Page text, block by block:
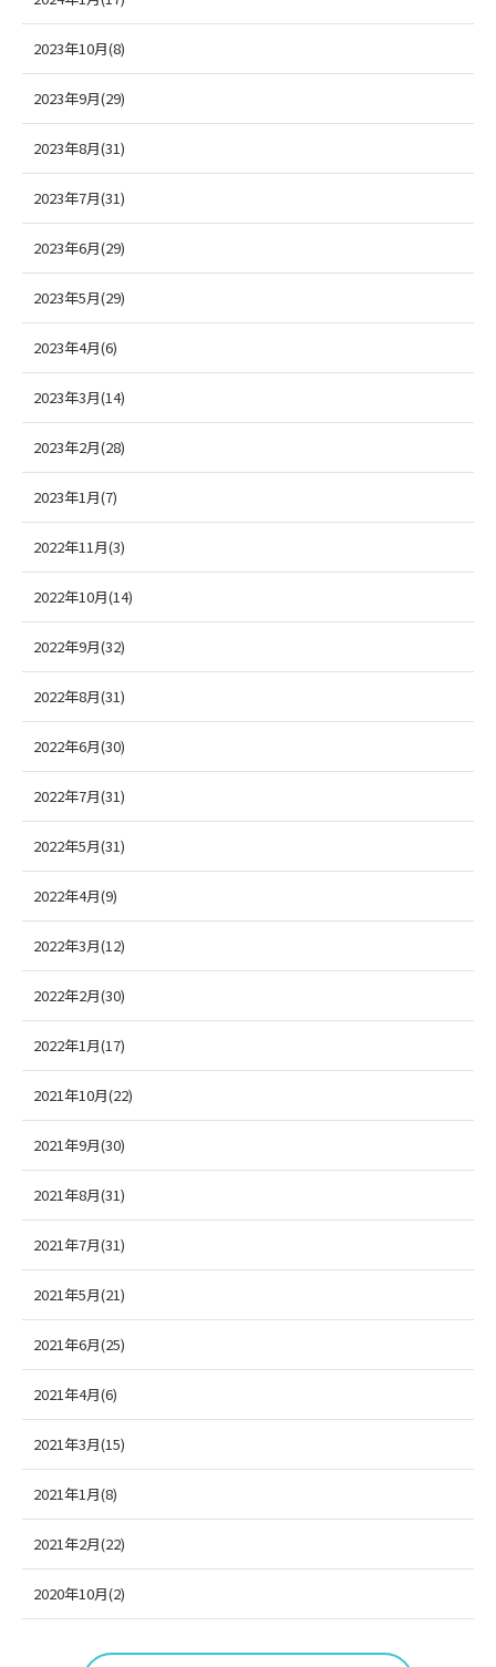
2023年10月(8)
2023年9月(29)
2023年8月(31)
2023年7月(31)
2023年6月(29)
2023年5月(29)
2023年4月(6)
2023年3月(14)
2023年2月(28)
2023年1月(7)
2022年11月(3)
2022年10月(14)
2022年9月(32)
2022年8月(31)
2022年6月(30)
2022年7月(31)
2022年5月(31)
2022年4月(9)
2022年3月(12)
2022年2月(30)
2022年1月(17)
2021年10月(22)
2021年9月(30)
2021年8月(31)
2021年7月(31)
2021年5月(21)
2021年6月(25)
2021年4月(6)
2021年3月(15)
2021年1月(8)
2021年2月(22)
2020年10月(2)